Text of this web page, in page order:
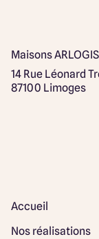
Maisons
14 Rue Léonard
87100 Limoges
Accueil
Nos réalisations